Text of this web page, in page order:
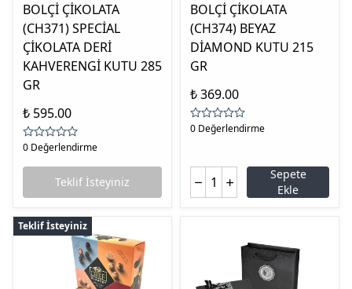
BOLÇİ ÇİKOLATA
(CH371) SPECİAL
ÇİKOLATA DERİ
KAHVERENGİ KUTU 285
GR
₺ 595.00
0 Değerlendirme
Teklif İsteyiniz
BOLÇİ ÇİKOLATA
(CH374) BEYAZ
DİAMOND KUTU 215
GR
₺ 369.00
0 Değerlendirme
Sepete
Ekle
Teklif İsteyiniz